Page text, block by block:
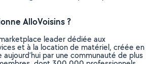
AlloVoisins ?
leader dédiée aux
et à la location de matériel, créée en
par une communauté de plus